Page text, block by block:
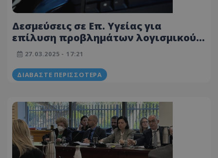
Δεσμεύσεις σε Επ. Υγείας για
επίλυση προβλημάτων λογισμικού
ΟΑΥ εντός τριμήνου
27.03.2025 - 17:21
ΔΙΑΒΆΣΤΕ ΠΕΡΙΣΣΌΤΕΡΑ